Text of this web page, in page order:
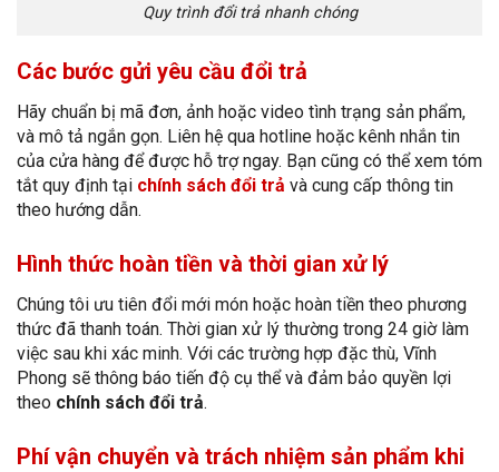
Quy trình đổi trả nhanh chóng
Các bước gửi yêu cầu đổi trả
Hãy chuẩn bị mã đơn, ảnh hoặc video tình trạng sản phẩm,
và mô tả ngắn gọn. Liên hệ qua hotline hoặc kênh nhắn tin
của cửa hàng để được hỗ trợ ngay. Bạn cũng có thể xem tóm
tắt quy định tại chính sách đổi trả và cung cấp thông tin
theo hướng dẫn.
Hình thức hoàn tiền và thời gian xử lý
Chúng tôi ưu tiên đổi mới món hoặc hoàn tiền theo phương
thức đã thanh toán. Thời gian xử lý thường trong 24 giờ làm
việc sau khi xác minh. Với các trường hợp đặc thù, Vĩnh
Phong sẽ thông báo tiến độ cụ thể và đảm bảo quyền lợi
theo chính sách đổi trả.
Phí vận chuyển và trách nhiệm sản phẩm khi